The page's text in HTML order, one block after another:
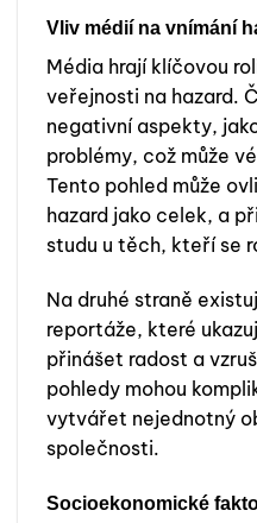
Vliv médií na vnímání
Média hrají klíčovou
veřejnosti na hazard.
negativní aspekty,
problémy, což může
Tento pohled může
hazard jako celek, a
studu u těch, kteří se
Na druhé straně
reportáže, které
přinášet radost a
pohledy mohou
vytvářet nejednotný
společnosti.
Socioekonomické